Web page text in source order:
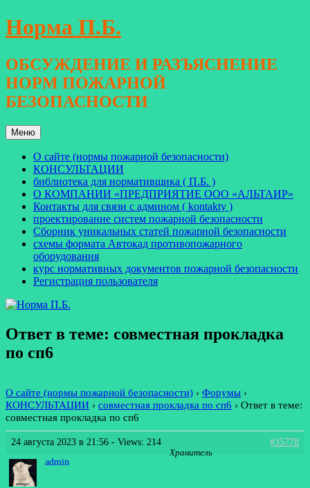
Перейти
к
Норма П.Б.
ОБСУЖДЕНИЕ И РАЗЪЯСНЕНИЕ
НОРМ ПОЖАРНОЙ
БЕЗОПАСНОСТИ
Меню
О сайте (нормы пожарной безопасности)
КОНСУЛЬТАЦИИ
библиотека для нормативщика ( П.Б. )
О КОМПАНИИ «ПРЕДПРИЯТИЕ ООО «АЛЬТАИР»
Контакты для связи с админом ( kontakty )
проектирование систем пожарной безопасности
Сборник уникальных статей пожарной безопасности
схемы формата Автокад противопожарного
оборудования
курс нормативных документов пожарной безопасности
Регистрация пользователя
Ответ в теме: совместная прокладка
по сп6
О сайте (нормы пожарной безопасности) › Форумы ›
КОНСУЛЬТАЦИИ › совместная прокладка по сп6 › Ответ в теме:
совместная прокладка по сп6
24 августа 2023 в 21:56 - Views: 214
#35778
admin
Хранитель